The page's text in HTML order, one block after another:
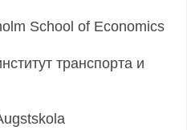
School of Economics
транспорта и